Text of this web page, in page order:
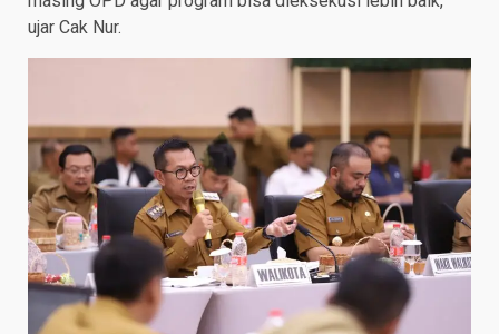
ujar Cak Nur.